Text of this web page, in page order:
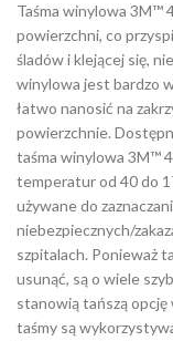
Taśma winylowa 3M™
powierzchni, co
śladów i klejącej się,
winylowa jest bardzo
łatwo nanosić na
powierzchnie.
taśma winylowa 3M™
temperatur od 40 do
używane do
niebezpiecznych/
szpitalach. Ponieważ
usunąć, są o wiele
stanowią tańszą opcję
taśmy są